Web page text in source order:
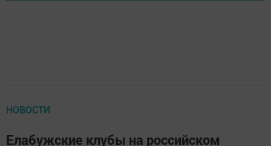
НОВОСТИ
Елабужские клубы на российском